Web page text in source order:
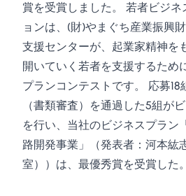
賞を受賞しました。 若者ビジ
ョンは、(財)やまぐち産業振興
支援センターが、起業家精神を
開いていく若者を支援するため
プランコンテストです。 応募18
（書類審査）を通過した5組が
を行い、当社のビジネスプラン
路開発事業」（発表者：河本紘
室））は、最優秀賞を受賞した。